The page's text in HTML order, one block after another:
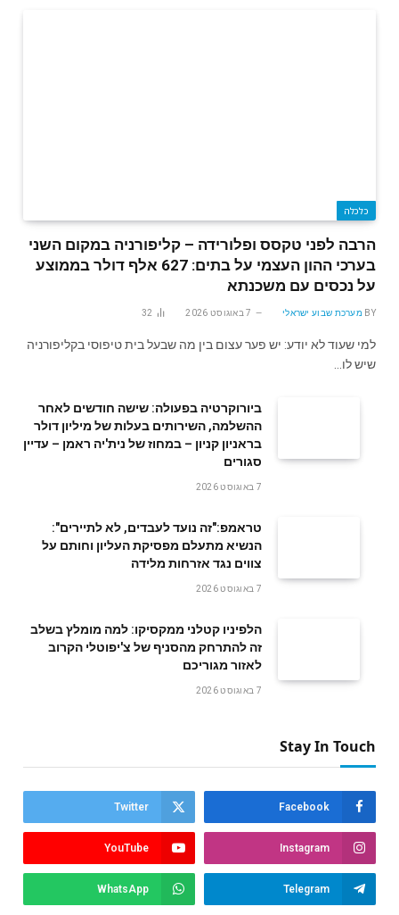
כלכלה
הרבה לפני טקסס ופלורידה – קליפורניה במקום השני
בערכי ההון העצמי על בתים: 627 אלף דולר בממוצע
על נכסים עם משכנתא
BY מערכת שבוע ישראלי 7 באוגוסט 2026 32
למי שעוד לא יודע: יש פער עצום בין מה שבעל בית טיפוסי בקליפורניה
שיש לו…
ביורוקרטיה בפעולה: שישה חודשים לאחר
ההשלמה, השירותים בעלות של מיליון דולר
בראניון קניון – במחוז של נית'יה ראמן – עדיין
סגורים
7 באוגוסט 2026
טראמפ:"זה נועד לעבדים, לא לתיירים":
הנשיא מתעלם מפסיקת העליון וחותם על
צווים נגד אזרחות מלידה
7 באוגוסט 2026
הלפיניו קטלני ממקסיקו: למה מומלץ בשלב
זה להתרחק מהסניף של צ'יפוטלי הקרוב
לאזור מגוריכם
7 באוגוסט 2026
Stay In Touch
Facebook
Twitter
Instagram
YouTube
Telegram
WhatsApp